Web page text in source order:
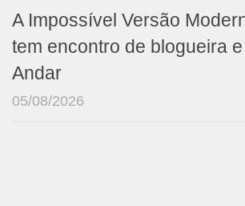
A Impossível Versão
tem encontro de blogueira
Andar
05/08/2026